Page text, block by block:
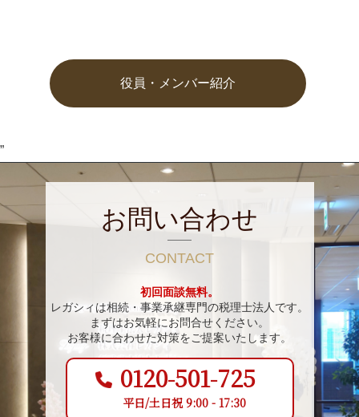
役員・メンバー紹介
”
お問い合わせ
CONTACT
初回面談無料。
レガシィは相続・事業承継専門の税理士法人です。
まずはお気軽にお問合せください。
お客様に合わせた対策をご提案いたします。
0120-501-725
平日/土日祝 9:00 - 17:30